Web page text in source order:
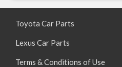
Toyota Car Parts
Lexus Car Parts
Terms & Conditions of Use